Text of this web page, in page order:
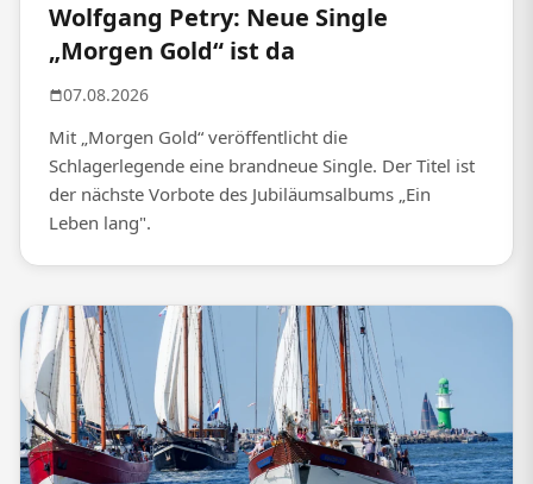
Wolfgang Petry: Neue Single
„Morgen Gold“ ist da
07.08.2026
Mit „Morgen Gold“ veröffentlicht die
Schlagerlegende eine brandneue Single. Der Titel ist
der nächste Vorbote des Jubiläumsalbums „Ein
Leben lang".